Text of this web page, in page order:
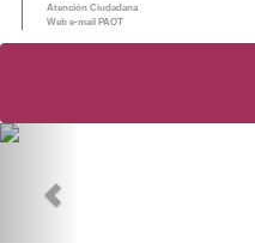
Atención Ciudadana
Web e-mail PAOT